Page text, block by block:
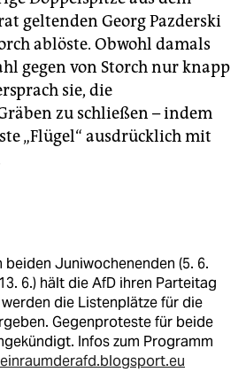
geltenden Georg Pazderski
ablöste. Obwohl damals
gegen von Storch nur knapp
sie, die
zu schließen – indem
„Flügel“ ausdrücklich mit
beiden Juniwochenenden (5. 6.
6.) hält die AfD ihren Parteitag
die Listenplätze für die
Gegenproteste für beide
Infos zum Programm